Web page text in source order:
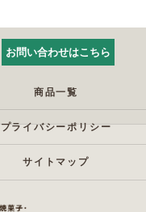
お問い合わせはこちら
商品一覧
プライバシーポリシー
サイトマップ